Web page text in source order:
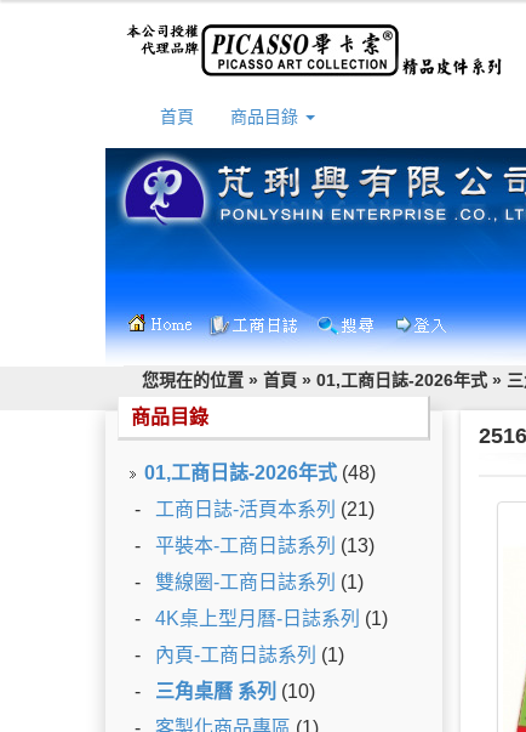
首頁 商品目錄
您現在的位置 » 首頁 » 01,工商日誌-2026年式 »
商品目錄
01,工商日誌-2026年式 (48)
- 工商日誌-活頁本系列 (21)
- 平裝本-工商日誌系列 (13)
- 雙線圈-工商日誌系列 (1)
- 4K桌上型月曆-日誌系列 (1)
- 內頁-工商日誌系列 (1)
- 三角桌曆 系列 (10)
- 客製化商品專區 (1)